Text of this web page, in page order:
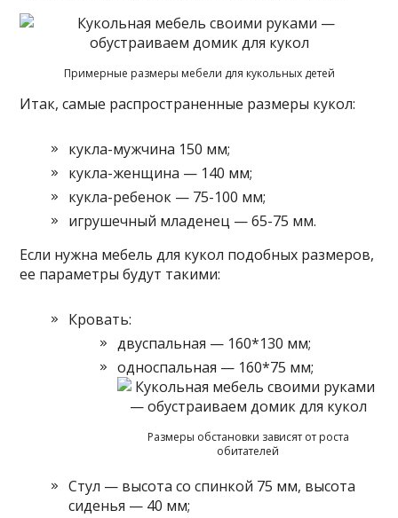
Примерные размеры мебели для кукольных детей
Итак, самые распространенные размеры кукол:
кукла-мужчина 150 мм;
кукла-женщина — 140 мм;
кукла-ребенок — 75-100 мм;
игрушечный младенец — 65-75 мм.
Если нужна мебель для кукол подобных размеров,
ее параметры будут такими:
Кровать:
двуспальная — 160*130 мм;
односпальная — 160*75 мм;
Размеры обстановки зависят от роста
обитателей
Стул — высота со спинкой 75 мм, высота
сиденья — 40 мм;